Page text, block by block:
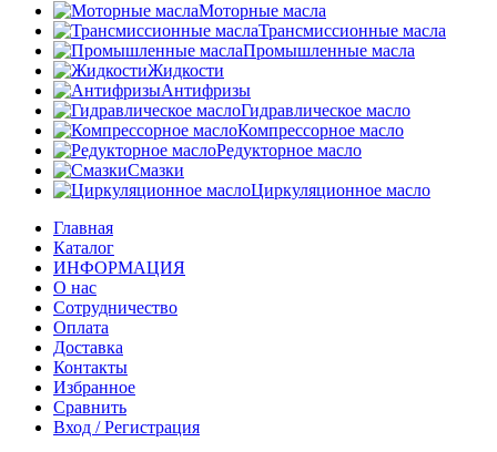
Моторные масла
Трансмиссионные масла
Промышленные масла
Жидкости
Антифризы
Гидравлическое масло
Компрессорное масло
Редукторное масло
Смазки
Циркуляционное масло
Главная
Каталог
ИНФОРМАЦИЯ
О нас
Сотрудничество
Оплата
Доставка
Контакты
Избранное
Сравнить
Вход / Регистрация